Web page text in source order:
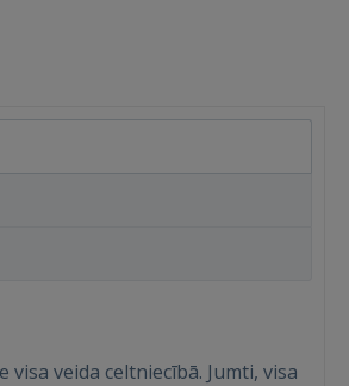
visa veida celtniecībā. Jumti, visa